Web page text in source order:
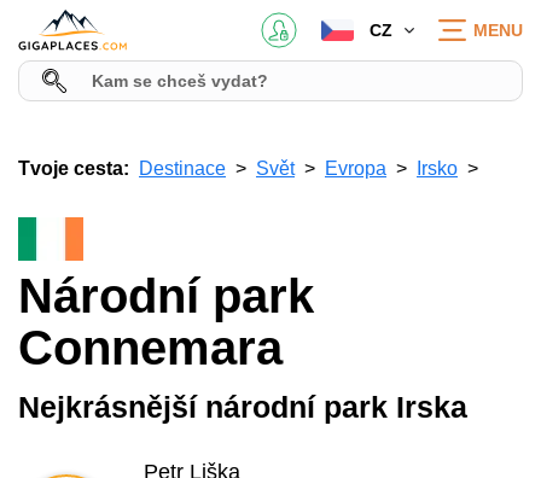
CZ MENU
Tvoje cesta: Destinace Svět Evropa Irsko
Národní park
Connemara
Nejkrásnější národní park Irska
Petr Liška